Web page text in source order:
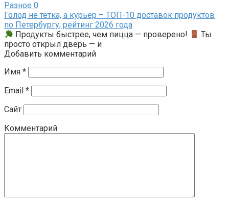
Разное 0
Голод не тётка, а курьер – ТОП-10 доставок продуктов
по Петербургу, рейтинг 2026 года
Продукты быстрее, чем пицца — проверено!
Ты
просто открыл дверь — и
Добавить комментарий
Имя *
Email *
Сайт
Комментарий